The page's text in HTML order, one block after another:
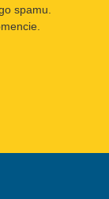
spamu.